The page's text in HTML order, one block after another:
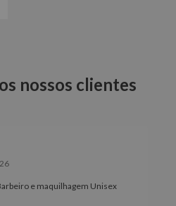
nossos clientes
e maquilhagem Unisex